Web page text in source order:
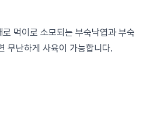
먹이로 소모되는 부숙낙엽과 부숙
무난하게 사육이 가능합니다.